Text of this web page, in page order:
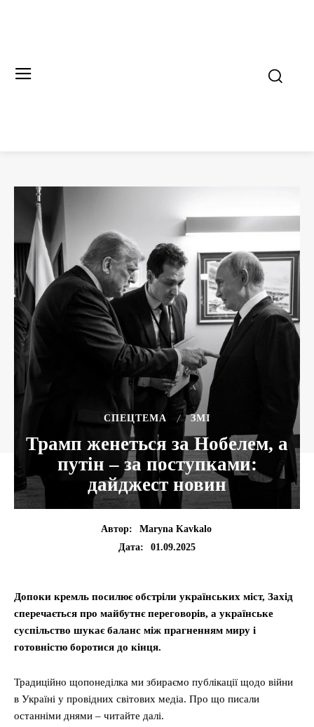
CПЕЦТЕМА ЗМІ
Трамп женеться за Нобелем, а
путін – за поступками:
дайджест новин
Автор:
Maryna Kavkalo
Дата:
01.09.2025
Допоки кремль посилює обстріли українських міст, Захід
сперечається про майбутнє переговорів, а українське
суспільство шукає баланс між прагненням миру і
готовністю боротися до кінця.
Традиційно щопонеділка ми збираємо публікації щодо війни
в Україні у провідних світових медіа. Про що писали
останніми днями – читайте далі.